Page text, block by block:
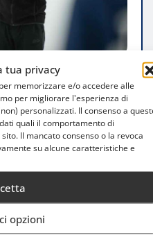
tua privacy
memorizzare e/o accedere alle
per migliorare l'esperienza di
personalizzati. Il consenso a
quali il comportamento di
Il mancato consenso o la revoca
su alcune caratteristiche e
opzioni
Olimpiadi: Andrea
delle Hot